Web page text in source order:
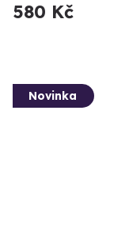
580 Kč
Novinka